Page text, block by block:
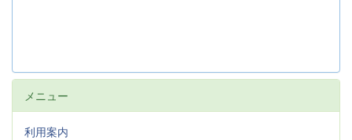
メニュー
利用案内